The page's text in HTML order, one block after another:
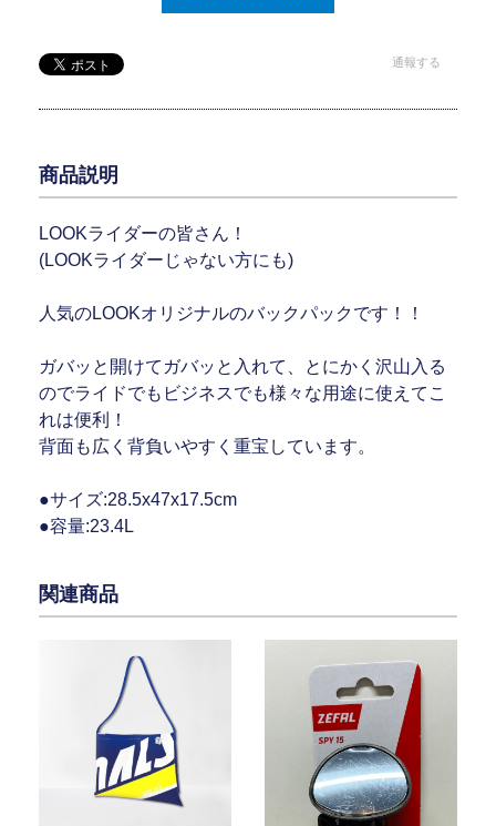
通報する
商品説明
LOOKライダーの皆さん！
(LOOKライダーじゃない方にも)
人気のLOOKオリジナルのバックパックです！！
ガバッと開けてガバッと入れて、とにかく沢山入る
のでライドでもビジネスでも様々な用途に使えてこ
れは便利！
背面も広く背負いやすく重宝しています。
●サイズ:28.5x47x17.5cm
●容量:23.4L
関連商品